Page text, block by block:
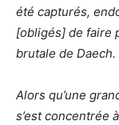
été capturés,
[obligés] de faire
brutale de Daech.
Alors qu’une
s’est concentrée